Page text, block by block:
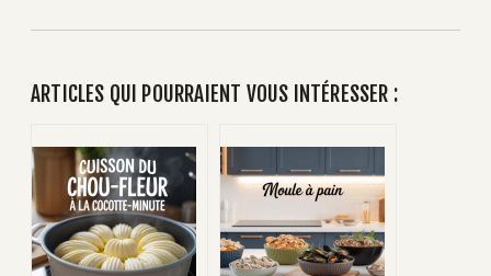
ARTICLES QUI POURRAIENT VOUS INTÉRESSER :